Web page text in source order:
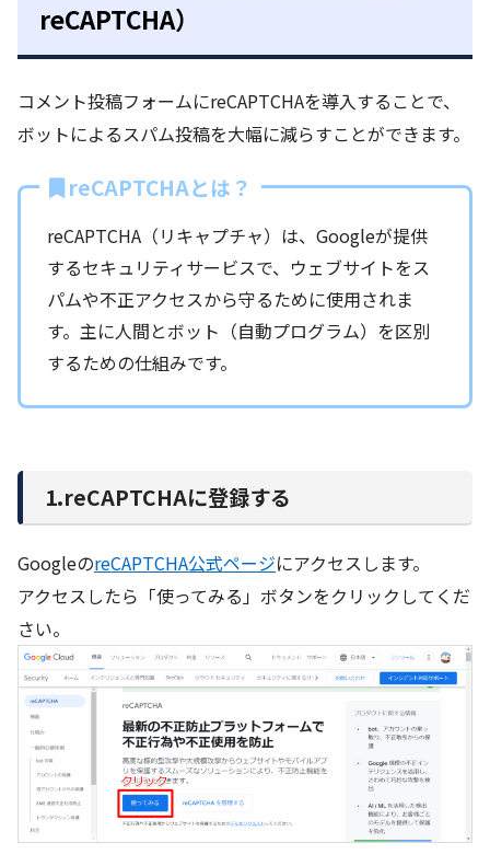
reCAPTCHA）
コメント投稿フォームにreCAPTCHAを導入することで、
ボットによるスパム投稿を大幅に減らすことができます。
reCAPTCHAとは？
reCAPTCHA（リキャプチャ）は、Googleが提供
するセキュリティサービスで、ウェブサイトをス
パムや不正アクセスから守るために使用されま
す。主に人間とボット（自動プログラム）を区別
するための仕組みです。
1.reCAPTCHAに登録する
GoogleのreCAPTCHA公式ページにアクセスします。
アクセスしたら「使ってみる」ボタンをクリックしてくだ
さい。